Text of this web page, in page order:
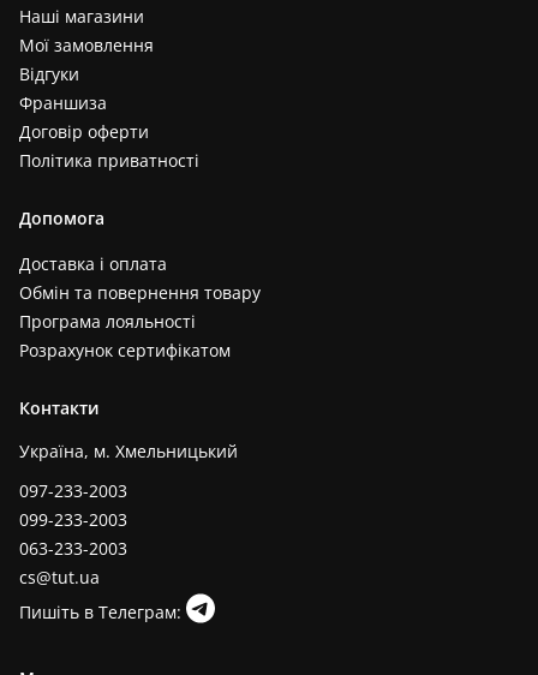
Наші магазини
Мої замовлення
Відгуки
Франшиза
Договір оферти
Політика приватності
Допомога
Доставка і оплата
Обмін та повернення товару
Програма лояльності
Розрахунок сертифікатом
Контакти
Україна, м. Хмельницький
097-233-2003
099-233-2003
063-233-2003
cs@tut.ua
Пишіть в Телеграм: